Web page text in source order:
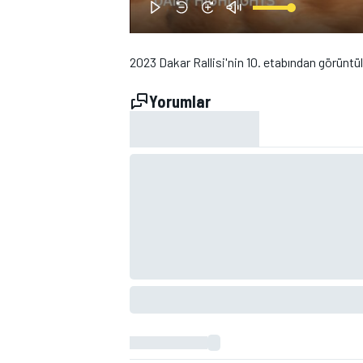
WRC
2023 Dakar Rallisi'nin 10. etabından
Yorumlar